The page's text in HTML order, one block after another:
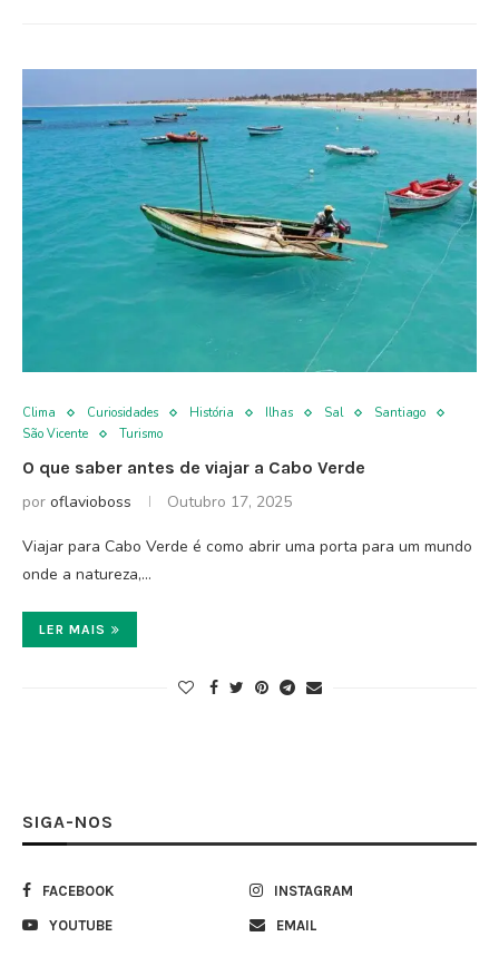
Clima Curiosidades História Ilhas Sal
Santiago
São Vicente
Turismo
O que saber antes de viajar a Cabo Verde
por oflavioboss Outubro 17, 2025
Viajar para Cabo Verde é como abrir uma porta para um mundo
onde a natureza,…
LER MAIS
SIGA-NOS
FACEBOOK INSTAGRAM
YOUTUBE EMAIL